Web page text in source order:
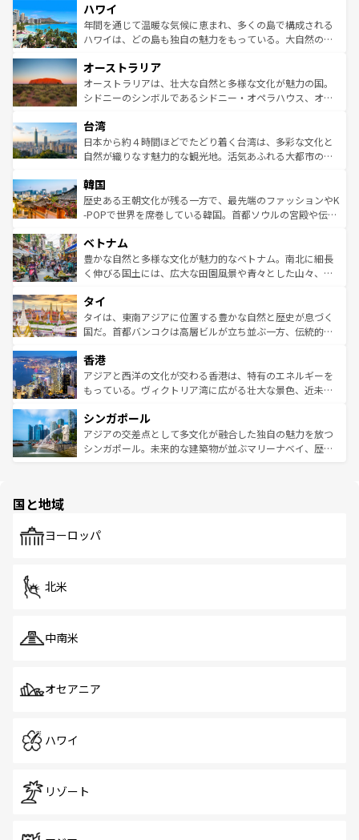
ば市内交通費無料で観光を楽しむこともできる。 なお、新
着のスイス情報はコンテンツ一覧 を参照してほしい。
のような巨大都市は、観光、ショッピング、エンターテイ
ンメントが詰まった刺激的なスポットだ。一方、アメリカ
西部には大自然が広がり、グランドキャニオンやイエロー
部のニューオーリンズでは、音楽と美食が融合した独特の
文化が魅力。旅行者はアメリカの各地域で異なる魅力を楽
しみながら、その多様性と豊かな歴史を感じることができ
ならではの贅沢な旅のスタイルだ。 なお、新着のアメリカ
情報はコンテンツ一覧を参照してほしい。
ハワイ
年間を通じて温暖な気候に恵まれ、多くの島で構成される
ハワイは、どの島も独自の魅力をもっている。大自然の神
ワイ島は見逃せない。また、定番の観光地といえばオアフ
島だが、静かな自然を求めるならマウイ島やカウアイ島が
おすすめ。エメラルドグリーンに輝く海をはじめ、豊かな
れるおもてなしの心で訪れる人々を迎えてくれるハワイの
人々、おいしいローカルフードやハワイアンミュージッ
ク、伝統的なフラダンスなど、すべてがハワイの魅力を彩
ワイを、存分に味わってほしい。 なお、新着のハワイ情報
はコンテンツ一覧を参照してほしい。
オーストラリア
オーストラリアは、壮大な自然と多様な文化が魅力の国。
シドニーのシンボルであるシドニー・オペラハウス、オー
リアリーフや大陸中央部にそびえるウルル（エアーズロッ
ク）、タスマニアの美しい原生林やケアンズの熱帯雨林な
ど、見どころがたくさん。また、カフェやワイン、オージ
いる。アクティビティも充実しており、サーフィンやダイ
ビング、ハイキングなど、アウトドア好きにはたまらな
い。オーストラリアの多彩な魅力を存分に味わいつくそ
参照してほしい。
台湾
日本から約４時間ほどでたどり着く台湾は、多彩な文化と
自然が織りなす魅力的な観光地。活気あふれる大都市の台
ン）、静ひつな山岳地帯である台湾東部など、都市の喧騒
と山間の静けさが共存しており、訪れる人に新しい発見と
驚きをもたらしてくれる。また、奥深い台湾の食文化も魅
容にもいいと評判のスイーツなど、バラエティ豊かな料理
が味わえる。 なお、新着の台湾情報は コンテンツ一覧を参
照してほしい。
韓国
歴史ある王朝文化が残る一方で、最先端のファッションやK
-POPで世界を席巻している韓国。首都ソウルの宮殿や伝統
き、地方に足を延ばせば四季折々の自然美を楽しむことが
できる。そして、キムチや焼肉、絶品のストリートフード
まで、さまざまな韓国料理が待っている。夜には、韓国な
リティに包まれながら、韓国の多彩な魅力を心ゆくまで味
わってみてほしい。 なお、新着の韓国情報はコンテンツ一
覧を参照してほしい。
ベトナム
豊かな自然と多様な文化が魅力的なベトナム。南北に細長
く伸びる国土には、広大な田園風景や青々とした山々、世
急速な発展と共に伝統が息づく。ハノイの古い町並みやホ
ーチミン市のフランス統治時代の建物も、独特の雰囲気を
醸し出している。また、バラエティの豊かさとおいしさで
とつ。フォーやバインミー、ベトナムコーヒーなどは、ぜ
ひ現地で味わいたい。どの地域を訪れてもあたたかい人々
が旅行者を迎えてくれるので、きっと忘れられない旅にな
参照してほしい。
タイ
タイは、東南アジアに位置する豊かな自然と歴史が息づく
国だ。首都バンコクは高層ビルが立ち並ぶ一方、伝統的な
の活気が交差している。北部ではチェンマイなどの山岳地
帯で自然と触れ合い、南部ではプーケットやクラビの美し
いビーチでリゾート気分を楽しむことができる。タイ料理
激する。気候は一年中温暖で、どの季節にも異なる楽しみ
が待っている。親しみやすいタイの人々、仏教を中心とし
た文化、そして多様な観光資源が、訪れる旅人を魅了し続
香港
アジアと西洋の文化が交わる香港は、特有のエネルギーを
もっている。ヴィクトリア湾に広がる壮大な景色、近未来
み、どこを訪れても感動するはず。観光スポットが密集し
ており、効率よく見どころを回れるのも魅力。息をのむよ
うな絶景から文化的な体験まで、香港を存分に楽しみ尽く
シンガポール
アジアの交差点として多文化が融合した独自の魅力を放つ
シンガポール。未来的な建築物が並ぶマリーナベイ、歴史
で、ホーカーズは地元の風情を楽しめる外せないスポット
国と地域
ヨーロッパ
北米
中南米
オセアニア
ハワイ
リゾート